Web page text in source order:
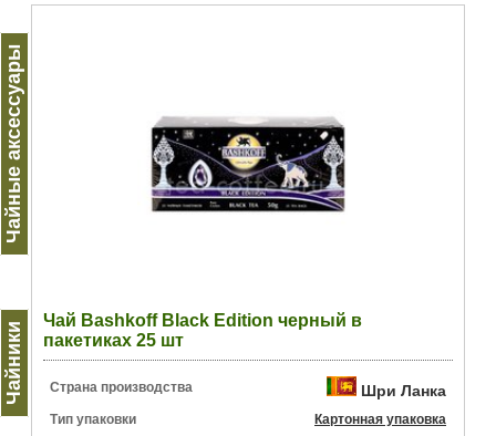
Чайные аксессуары
Чайники
Чай Bashkoff Black Edition черный в
пакетиках 25 шт
Страна производства Шри Ланка
Тип упаковки
Картонная упаковка